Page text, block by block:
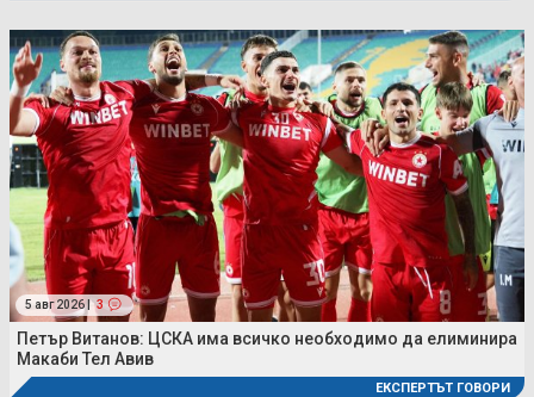
5 авг 2026 | 3
Петър Витанов: ЦСКА има всичко необходимо да елиминира
Макаби Тел Авив
ЕКСПЕРТЪТ ГОВОРИ